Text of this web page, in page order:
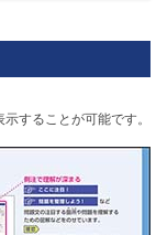
することが可能です。